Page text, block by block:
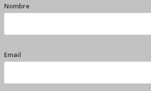
Nombre
Email